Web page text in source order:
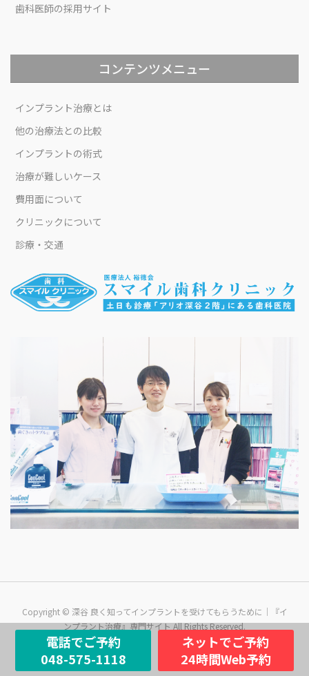
歯科医師の採用サイト
コンテンツメニュー
インプラント治療とは
他の治療法との比較
インプラントの術式
治療が難しいケース
費用面について
クリニックについて
診療・交通
Copyright © 深谷 良く知ってインプラントを受けてもらうために｜『イ
ンプラント治療』専門サイト All Rights Reserved.
電話でご予約
048-575-1118
ネットでご予約
24時間Web予約